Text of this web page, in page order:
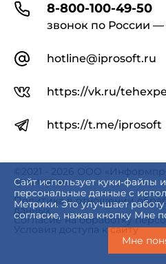
Сайт использует куки-файлы
персональные данные с
Метрики. Это улучшает
согласие, нажав кнопку Мне
Мне
8-800-100-49-50
звонок по России
hotline@iprosoft.ru
https://vk.ru/
https://t.me/iprosoft
©2021 - 2026 ООО
защищены.
Политика в отношении
данных
Согласие на обработку
Условия доступа к сайту